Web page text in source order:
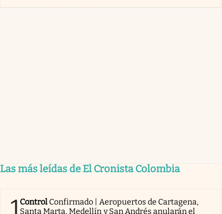
Las más leídas de El Cronista Colombia
Control Confirmado | Aeropuertos de Cartagena,
Santa Marta, Medellín y San Andrés anularán el